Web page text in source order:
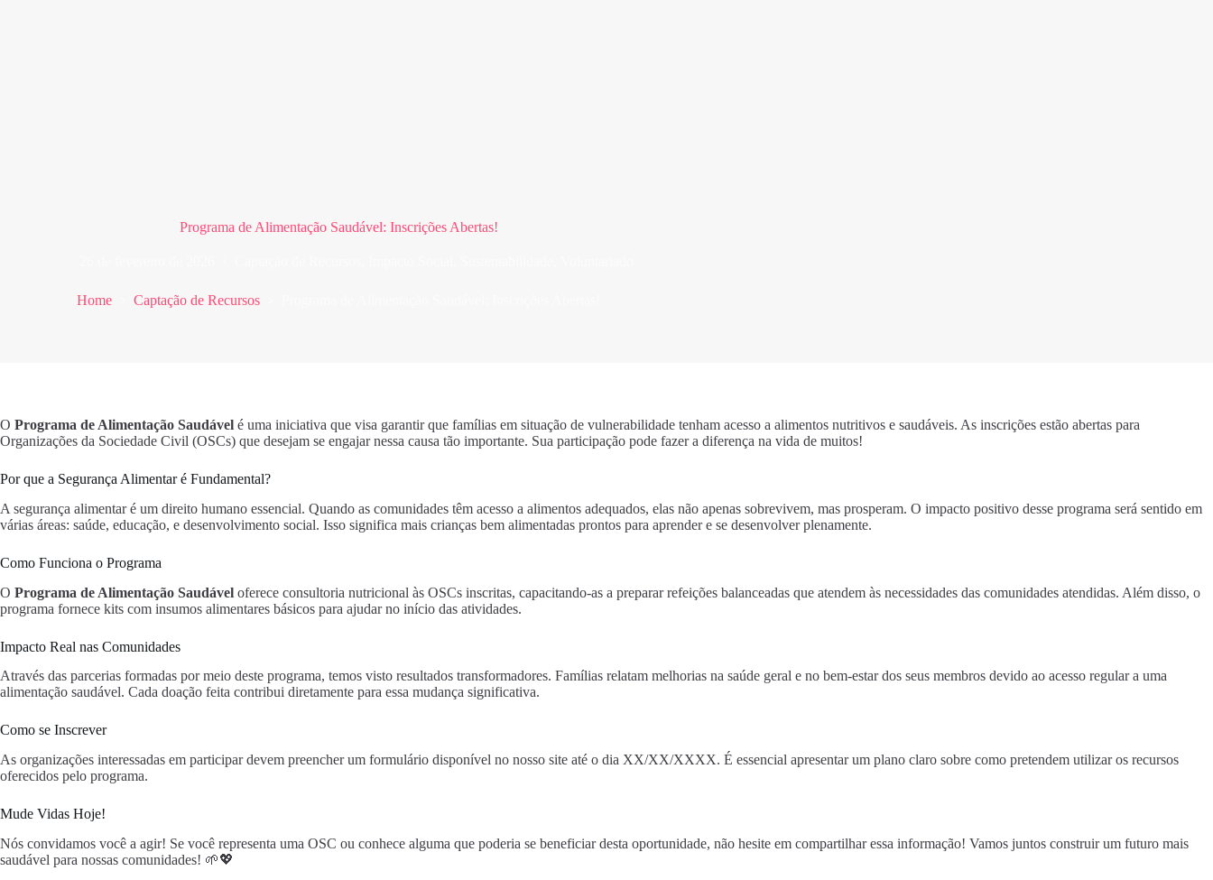
Programa de Alimentação Saudável: Inscrições Abertas!
Home Captação de Recursos
O Programa de Alimentação Saudável é uma iniciativa que visa garantir que famílias em situação de vulnerabilidade tenham acesso a alimentos nutritivos e saudáveis. As inscrições estão abertas para
Organizações da Sociedade Civil (OSCs) que desejam se engajar nessa causa tão importante. Sua participação pode fazer a diferença na vida de muitos!
Por que a Segurança Alimentar é Fundamental?
A segurança alimentar é um direito humano essencial. Quando as comunidades têm acesso a alimentos adequados, elas não apenas sobrevivem, mas prosperam. O impacto positivo desse programa será sentido em
várias áreas: saúde, educação, e desenvolvimento social. Isso significa mais crianças bem alimentadas prontos para aprender e se desenvolver plenamente.
Como Funciona o Programa
O Programa de Alimentação Saudável oferece consultoria nutricional às OSCs inscritas, capacitando-as a preparar refeições balanceadas que atendem às necessidades das comunidades atendidas. Além disso, o
programa fornece kits com insumos alimentares básicos para ajudar no início das atividades.
Impacto Real nas Comunidades
Através das parcerias formadas por meio deste programa, temos visto resultados transformadores. Famílias relatam melhorias na saúde geral e no bem-estar dos seus membros devido ao acesso regular a uma
alimentação saudável. Cada doação feita contribui diretamente para essa mudança significativa.
Como se Inscrever
As organizações interessadas em participar devem preencher um formulário disponível no nosso site até o dia XX/XX/XXXX. É essencial apresentar um plano claro sobre como pretendem utilizar os recursos
oferecidos pelo programa.
Mude Vidas Hoje!
Nós convidamos você a agir! Se você representa uma OSC ou conhece alguma que poderia se beneficiar desta oportunidade, não hesite em compartilhar essa informação! Vamos juntos construir um futuro mais
saudável para nossas comunidades! 🌱💖